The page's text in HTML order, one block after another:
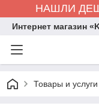
НАШЛИ
Интернет магазин
Товары и услуги